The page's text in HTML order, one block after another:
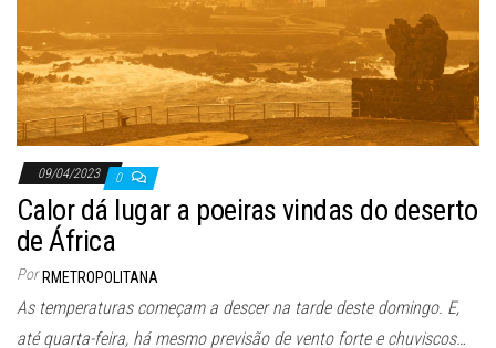
09/04/2023 0
Calor dá lugar a poeiras vindas do deserto
de África
Por RMETROPOLITANA
As temperaturas começam a descer na tarde deste domingo. E,
até quarta-feira, há mesmo previsão de vento forte e chuviscos…